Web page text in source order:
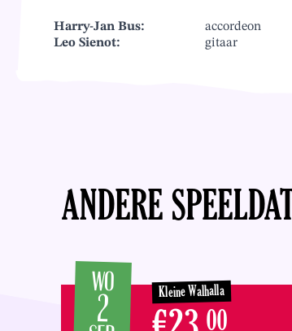
Harry-Jan Bus: accordeon
Leo Sienot: gitaar
ANDERE
WO
2 Kleine Walhalla
00